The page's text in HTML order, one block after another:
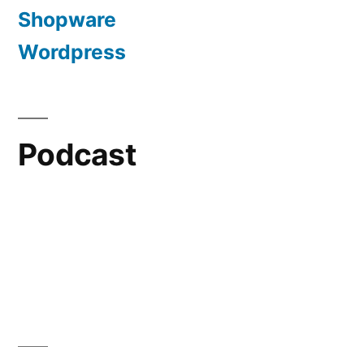
Shopware
Wordpress
Podcast